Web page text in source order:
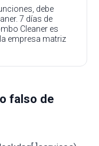
debe
7 días de
Cleaner es
empresa matriz
falso de